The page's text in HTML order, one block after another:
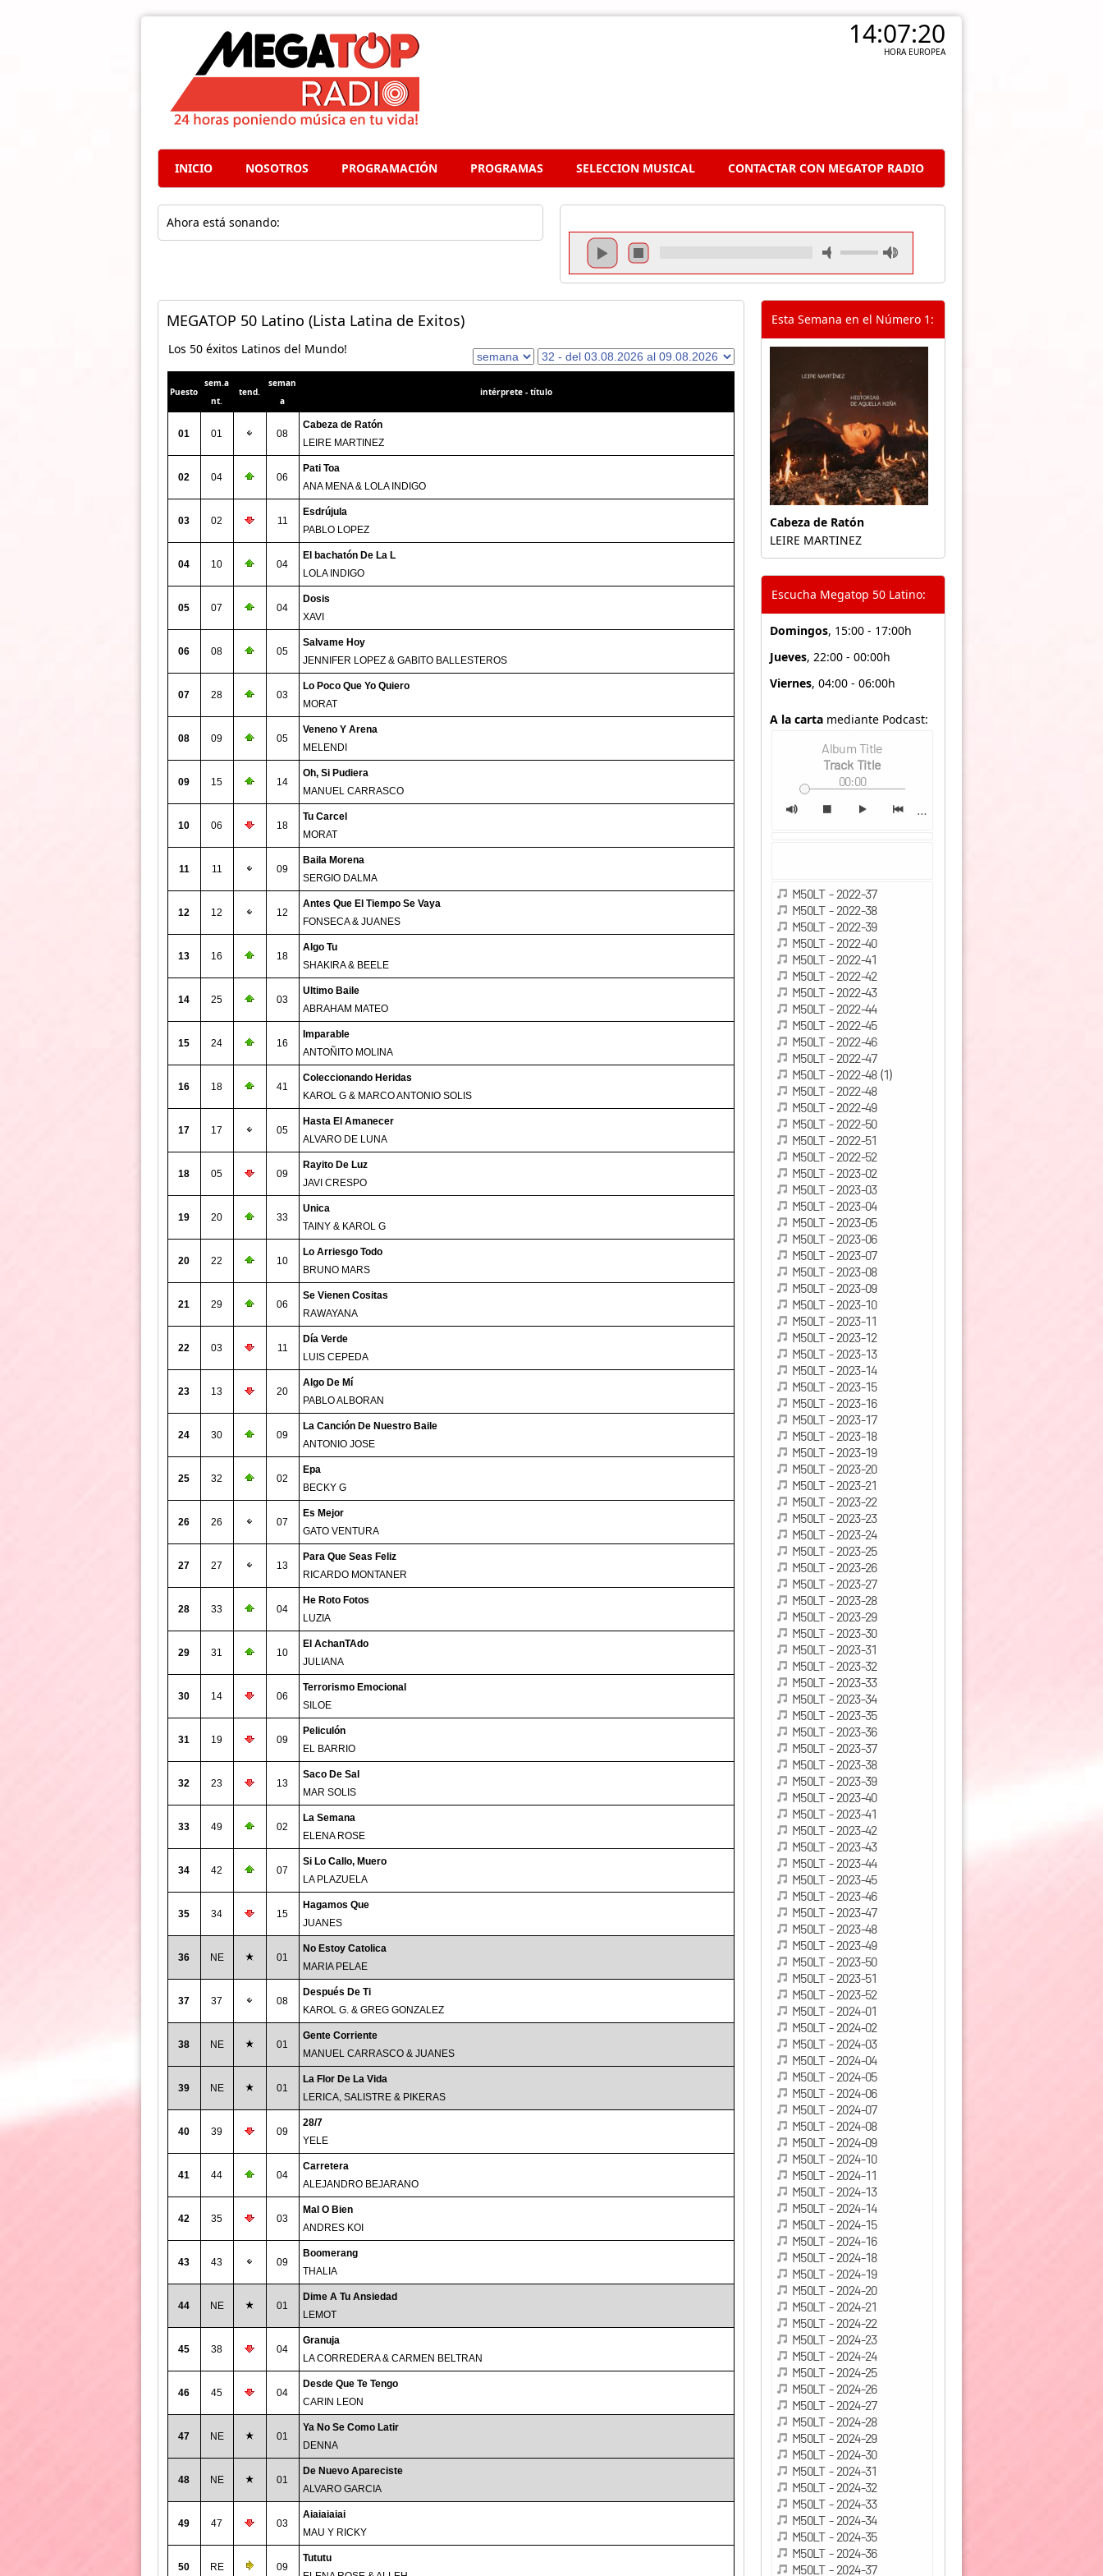
14:07:21
HORA EUROPEA
INICIO NOSOTROS PROGRAMACIÓN PROGRAMAS SELECCION MUSICAL CONTACTAR CON MEGATOP RADIO
Ahora está sonando:
MEGATOP 50 Latino (Lista Latina de Exitos)
Los 50 éxitos Latinos del Mundo!
Puesto
sem.a
nt.
tend.
seman
a
intérprete - título
01 01 08
Cabeza de Ratón
LEIRE MARTINEZ
02 04 06
Pati Toa
ANA MENA & LOLA INDIGO
03 02 11
Esdrújula
PABLO LOPEZ
04 10 04
El bachatón De La L
LOLA INDIGO
05 07 04
Dosis
XAVI
06 08 05
Salvame Hoy
JENNIFER LOPEZ & GABITO BALLESTEROS
07 28 03
Lo Poco Que Yo Quiero
MORAT
08 09 05
Veneno Y Arena
MELENDI
09 15 14
Oh, Si Pudiera
MANUEL CARRASCO
10 06 18
Tu Carcel
MORAT
11 11 09
Baila Morena
SERGIO DALMA
12 12 12
Antes Que El Tiempo Se Vaya
FONSECA & JUANES
13 16 18
Algo Tu
SHAKIRA & BEELE
14 25 03
Ultimo Baile
ABRAHAM MATEO
15 24 16
Imparable
ANTOÑITO MOLINA
16 18 41
Coleccionando Heridas
KAROL G & MARCO ANTONIO SOLIS
17 17 05
Hasta El Amanecer
ALVARO DE LUNA
18 05 09
Rayito De Luz
JAVI CRESPO
19 20 33
Unica
TAINY & KAROL G
20 22 10
Lo Arriesgo Todo
BRUNO MARS
21 29 06
Se Vienen Cositas
RAWAYANA
22 03 11
Día Verde
LUIS CEPEDA
23 13 20
Algo De Mí
PABLO ALBORAN
24 30 09
La Canción De Nuestro Baile
ANTONIO JOSE
25 32 02
Epa
BECKY G
26 26 07
Es Mejor
GATO VENTURA
27 27 13
Para Que Seas Feliz
RICARDO MONTANER
28 33 04
He Roto Fotos
LUZIA
29 31 10
El AchanTAdo
JULIANA
30 14 06
Terrorismo Emocional
SILOE
31 19 09
Peliculón
EL BARRIO
32 23 13
Saco De Sal
MAR SOLIS
33 49 02
La Semana
ELENA ROSE
34 42 07
Si Lo Callo, Muero
LA PLAZUELA
35 34 15
Hagamos Que
JUANES
36 NE 01
No Estoy Catolica
MARIA PELAE
37 37 08
Después De Ti
KAROL G. & GREG GONZALEZ
38 NE 01
Gente Corriente
MANUEL CARRASCO & JUANES
39 NE 01
La Flor De La Vida
LERICA, SALISTRE & PIKERAS
40 39 09
28/7
YELE
41 44 04
Carretera
ALEJANDRO BEJARANO
42 35 03
Mal O Bien
ANDRES KOI
43 43 09
Boomerang
THALIA
44 NE 01
Dime A Tu Ansiedad
LEMOT
45 38 04
Granuja
LA CORREDERA & CARMEN BELTRAN
46 45 04
Desde Que Te Tengo
CARIN LEON
47 NE 01
Ya No Se Como Latir
DENNA
48 NE 01
De Nuevo Apareciste
ALVARO GARCIA
49 47 03
Aiaiaiaiai
MAU Y RICKY
50 RE 09
Tututu
Esta Semana en el Número 1:
Cabeza de Ratón
LEIRE MARTINEZ
Escucha Megatop 50 Latino:
Domingos, 15:00 - 17:00h
Jueves, 22:00 - 00:00h
Viernes, 04:00 - 06:00h
A la cartamediante Podcast: